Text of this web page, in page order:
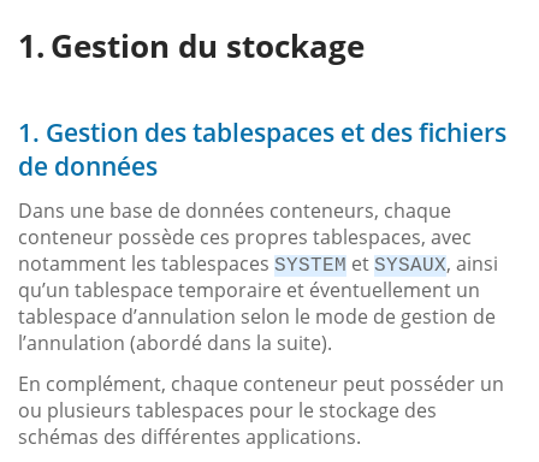
Gestion du stockage
1. Gestion des tablespaces et des fichiers
de données
Dans une base de données conteneurs, chaque
conteneur possède ces propres tablespaces, avec
notamment les tablespaces SYSTEM et SYSAUX, ainsi
qu’un tablespace temporaire et éventuellement un
tablespace d’annulation selon le mode de gestion de
l’annulation (abordé dans la suite).
En complément, chaque conteneur peut posséder un
ou plusieurs tablespaces pour le stockage des
schémas des différentes applications.